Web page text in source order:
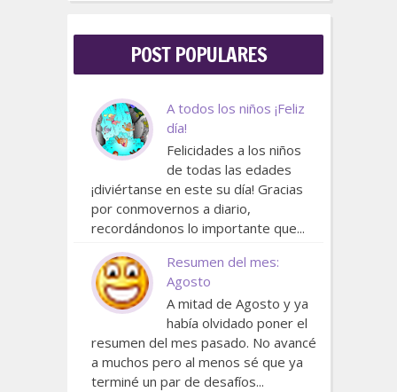
POST POPULARES
A todos los niños ¡Feliz
día!
Felicidades a los niños
de todas las edades
¡diviértanse en este su día! Gracias
por conmovernos a diario,
recordándonos lo importante que...
Resumen del mes:
Agosto
A mitad de Agosto y ya
había olvidado poner el
resumen del mes pasado. No avancé
a muchos pero al menos sé que ya
terminé un par de desafíos...